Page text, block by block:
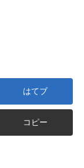
はてブ
コピー